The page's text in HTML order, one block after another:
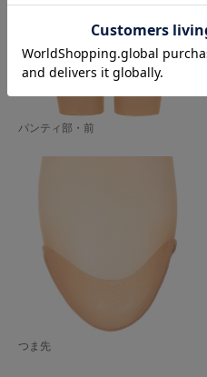
パンティ部・前
つま先